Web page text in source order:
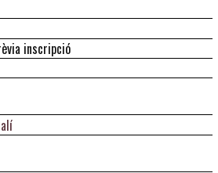
inscripció